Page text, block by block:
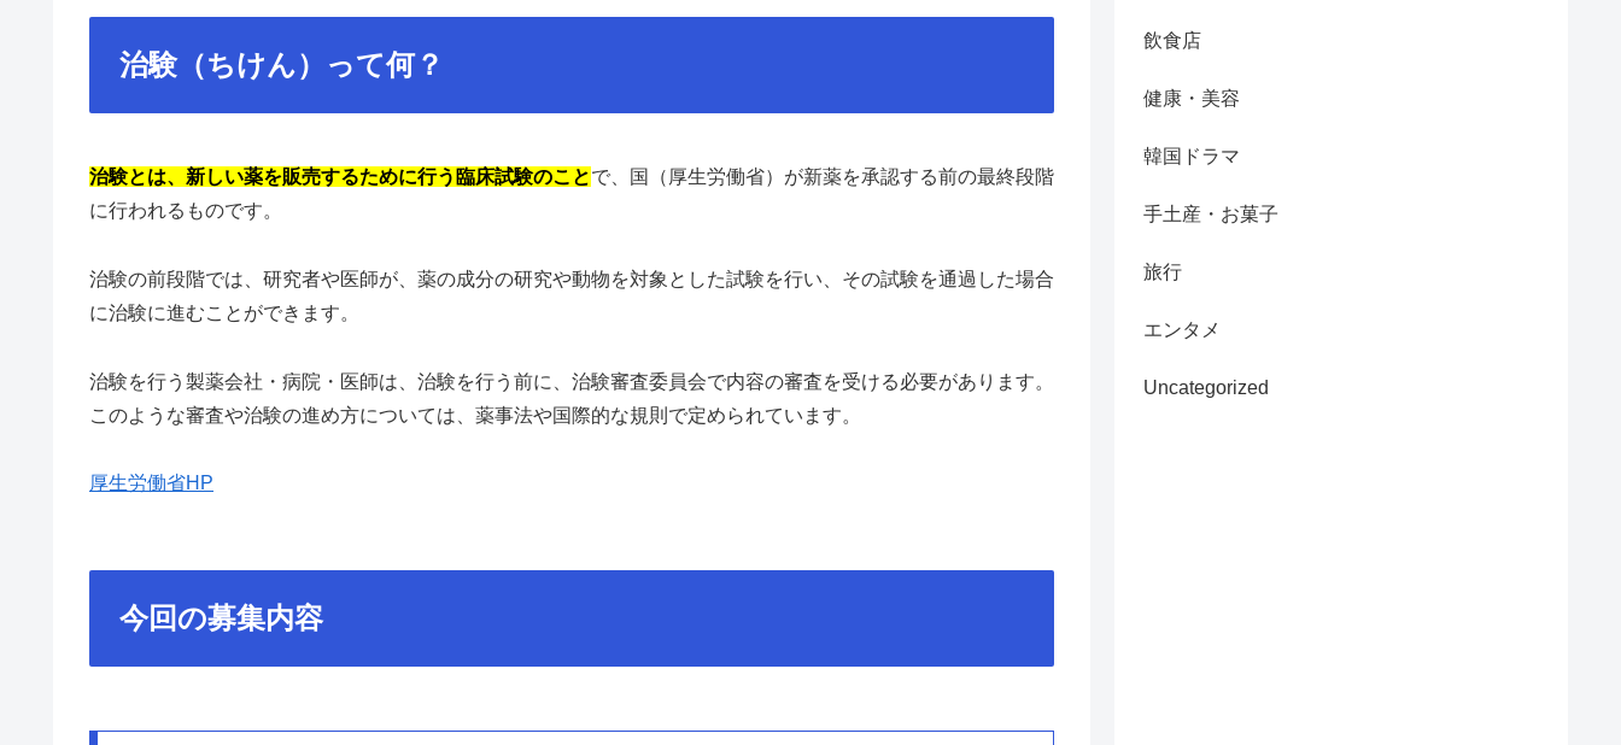
治験（ちけん）って何？
治験とは、新しい薬を販売するために行う臨床試験のことで、国（厚生労働省）が新薬を承認する前の最終段階
に行われるものです。
治験の前段階では、研究者や医師が、薬の成分の研究や動物を対象とした試験を行い、その試験を通過した場合
に治験に進むことができます。
治験を行う製薬会社・病院・医師は、治験を行う前に、治験審査委員会で内容の審査を受ける必要があります。
このような審査や治験の進め方については、薬事法や国際的な規則で定められています。
厚生労働省HP
今回の募集内容
飲食店
健康・美容
韓国ドラマ
手土産・お菓子
旅行
エンタメ
Uncategorized